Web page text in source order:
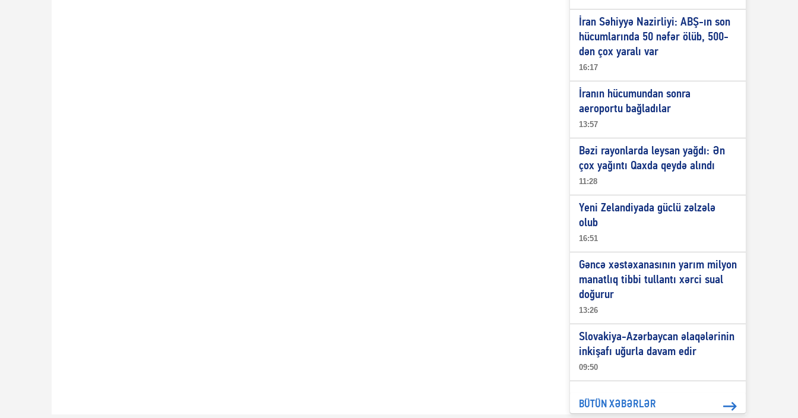
İran Səhiyyə Nazirliyi: ABŞ-ın son
hücumlarında 50 nəfər ölüb, 500-
dən çox yaralı var
16:17
İranın hücumundan sonra
aeroportu bağladılar
13:57
Bəzi rayonlarda leysan yağdı: Ən
çox yağıntı Qaxda qeydə alındı
11:28
Yeni Zelandiyada güclü zəlzələ
olub
16:51
Gəncə xəstəxanasının yarım milyon
manatlıq tibbi tullantı xərci sual
doğurur
13:26
Slovakiya-Azərbaycan əlaqələrinin
inkişafı uğurla davam edir
09:50
BÜTÜN XƏBƏRLƏR